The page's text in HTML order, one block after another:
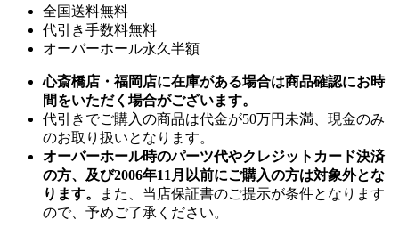
全国送料無料
代引き手数料無料
オーバーホール永久半額
心斎橋店・福岡店に在庫がある場合は商品確認にお時
間をいただく場合がございます。
代引きでご購入の商品は代金が50万円未満、現金のみ
のお取り扱いとなります。
オーバーホール時のパーツ代やクレジットカード決済
の方、及び2006年11月以前にご購入の方は対象外とな
ります。
また、当店保証書のご提示が条件となります
ので、予めご了承ください。